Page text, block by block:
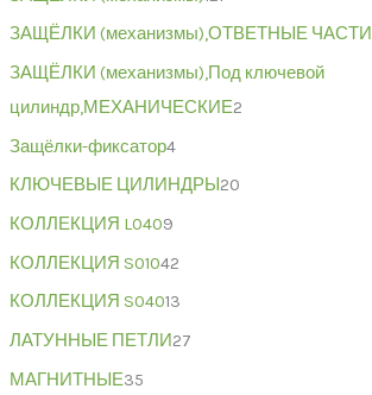
ЗАЩЁЛКИ (механизмы),ОТВЕТНЫЕ ЧАСТИ
ЗАЩЁЛКИ (механизмы),Под ключевой
цилиндр,МЕХАНИЧЕСКИЕ2
Защёлки-фиксатор4
КЛЮЧЕВЫЕ ЦИЛИНДРЫ 20
КОЛЛЕКЦИЯ L0409
КОЛЛЕКЦИЯ S01042
КОЛЛЕКЦИЯ S04013
ЛАТУННЫЕ ПЕТЛИ27
МАГНИТНЫЕ35